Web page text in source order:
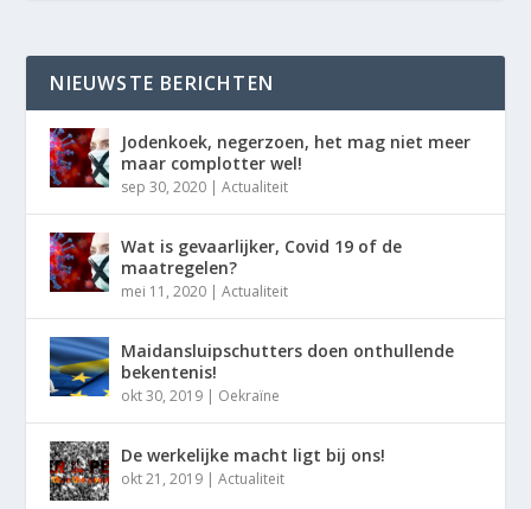
NIEUWSTE BERICHTEN
Jodenkoek, negerzoen, het mag niet meer
maar complotter wel!
sep 30, 2020 |Actualiteit
Wat is gevaarlijker, Covid 19 of de
maatregelen?
mei 11, 2020 |Actualiteit
Maidansluipschutters doen onthullende
bekentenis!
okt 30, 2019 | Oekraïne
De werkelijke macht ligt bij ons!
okt 21, 2019 |Actualiteit